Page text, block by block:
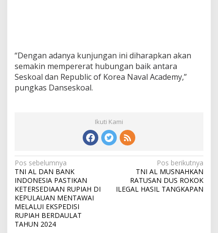
“Dengan adanya kunjungan ini diharapkan akan
semakin mempererat hubungan baik antara
Seskoal dan Republic of Korea Naval Academy,”
pungkas Danseskoal.
Ikuti Kami
N
a
v
i
g
Pos sebelumnya
TNI AL DAN BANK
INDONESIA PASTIKAN
KETERSEDIAAN RUPIAH DI
KEPULAUAN MENTAWAI
MELALUI EKSPEDISI
RUPIAH BERDAULAT
TAHUN 2024
Pos berikutnya
TNI AL MUSNAHKAN
RATUSAN DUS ROKOK
ILEGAL HASIL TANGKAPAN